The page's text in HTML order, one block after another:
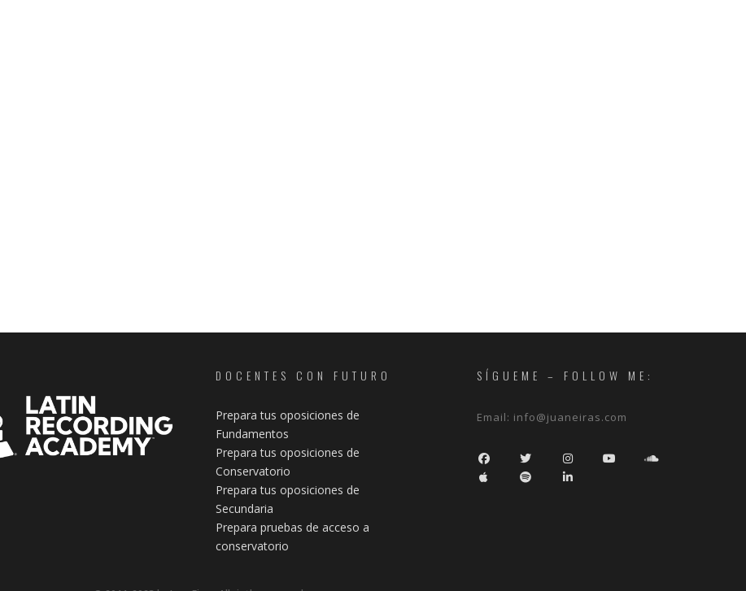
DOCENTES CON FUTURO
Prepara tus oposiciones de
Fundamentos
Prepara tus oposiciones de
Conservatorio
Prepara tus oposiciones de
Secundaria
Prepara pruebas de acceso a
conservatorio
SÍGUEME – FOLLOW ME:
Email: info@juaneiras.com